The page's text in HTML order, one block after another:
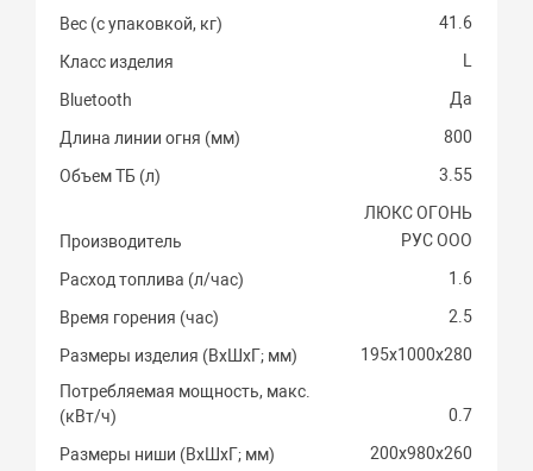
Вес (с упаковкой, кг) 41.6
Класс изделия L
Bluetooth Да
Длина линии огня (мм) 800
Объем ТБ (л) 3.55
Производитель
ЛЮКС ОГОНЬ
РУС ООО
Расход топлива (л/час) 1.6
Время горения (час) 2.5
Размеры изделия (ВхШхГ; мм)
195х1000х280
Потребляемая мощность, макс.
(кВт/ч)
0.7
Размеры ниши (ВхШхГ; мм) 200х980х260